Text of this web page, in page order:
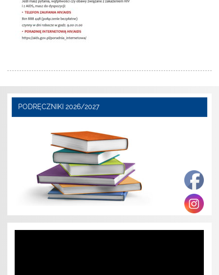
PODRĘCZNIKI 2026/2027